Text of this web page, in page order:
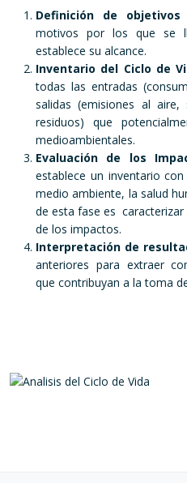
Definición de
motivos por los que se
establece su alcance.
Inventario del Ciclo de
todas las entradas
salidas (emisiones al
residuos) que
medioambientales.
Evaluación de los
establece un inventario
medio ambiente, la salud
de esta fase es
de los impactos.
Interpretación de
anteriores para extraer
que contribuyan a la toma